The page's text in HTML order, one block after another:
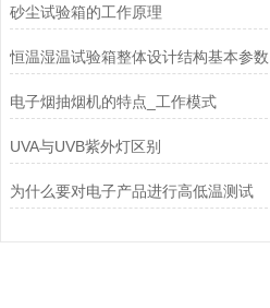
砂尘试验箱的工作原理
恒温湿温试验箱整体设计结构基本参数
电子烟抽烟机的特点_工作模式
UVA与UVB紫外灯区别
为什么要对电子产品进行高低温测试